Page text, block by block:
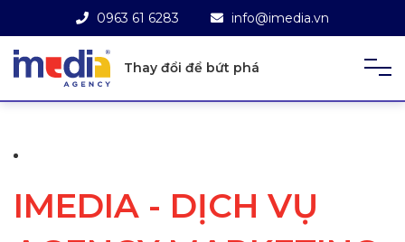
0963 61 6283 info@imedia.vn
Thay đổi để bứt phá
IMEDIA - DỊCH VỤ